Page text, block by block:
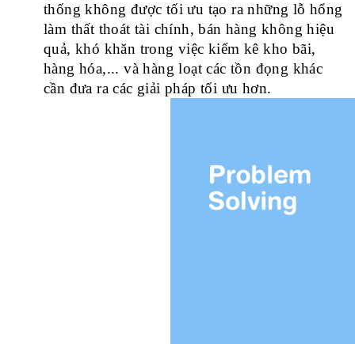
thống không được tối ưu tạo ra những lỗ hổng
làm thất thoát tài chính, bán hàng không hiệu
quả, khó khăn trong việc kiểm kê kho bãi,
hàng hóa,... và hàng loạt các tồn đọng khác
cần đưa ra các giải pháp tối ưu hơn.